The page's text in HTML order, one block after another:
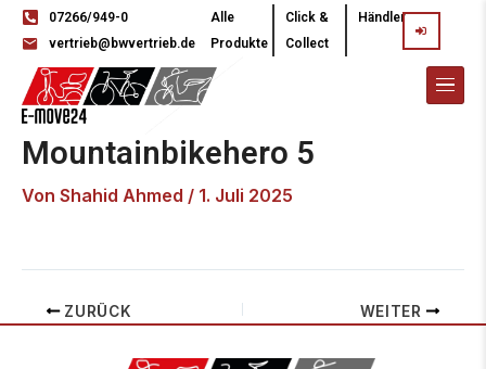
07266/949-0
vertrieb@bwvertrieb.de
Alle
Produkte
Click &
Collect
Händler
Mountainbikehero 5
Von Shahid Ahmed / 1. Juli 2025
ZURÜCK WEITER